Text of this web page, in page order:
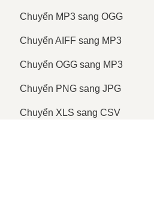
Сhuyển MP3 sang OGG
Сhuyển AIFF sang MP3
Сhuyển OGG sang MP3
Сhuyển PNG sang JPG
Сhuyển XLS sang CSV